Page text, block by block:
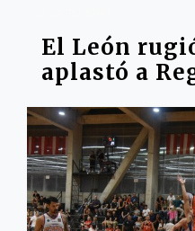
El León
aplastó a